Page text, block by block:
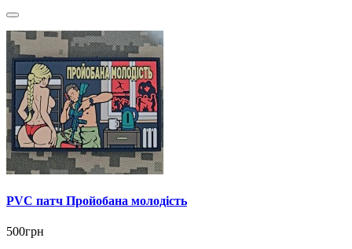
PVC патч Пройобана молодість
500грн